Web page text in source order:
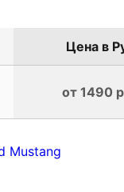
Цена в
от 1490
Mustang